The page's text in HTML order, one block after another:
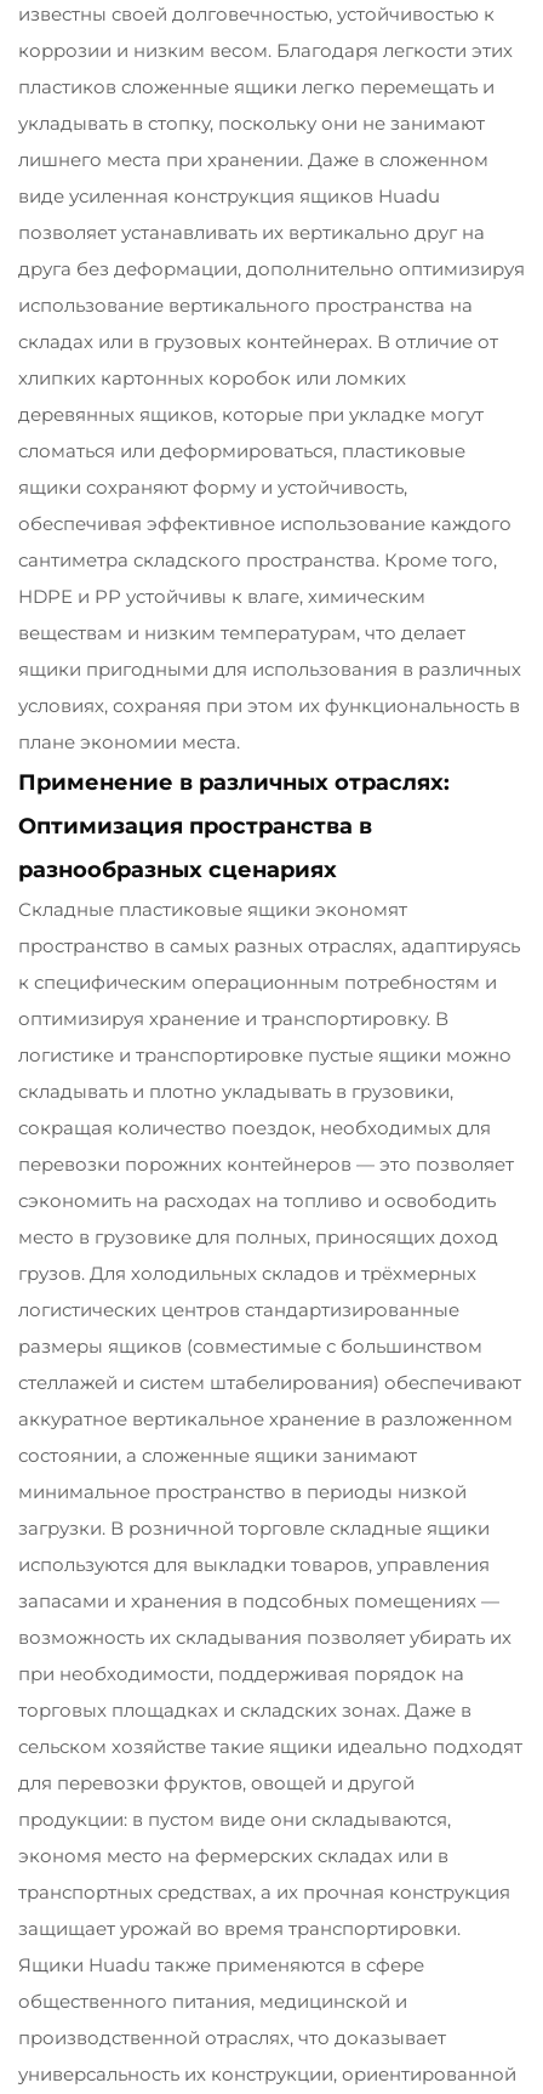
известны своей долговечностью, устойчивостью к
коррозии и низким весом. Благодаря легкости этих
пластиков сложенные ящики легко перемещать и
укладывать в стопку, поскольку они не занимают
лишнего места при хранении. Даже в сложенном
виде усиленная конструкция ящиков Huadu
позволяет устанавливать их вертикально друг на
друга без деформации, дополнительно оптимизируя
использование вертикального пространства на
складах или в грузовых контейнерах. В отличие от
хлипких картонных коробок или ломких
деревянных ящиков, которые при укладке могут
сломаться или деформироваться, пластиковые
ящики сохраняют форму и устойчивость,
обеспечивая эффективное использование каждого
сантиметра складского пространства. Кроме того,
HDPE и PP устойчивы к влаге, химическим
веществам и низким температурам, что делает
ящики пригодными для использования в различных
условиях, сохраняя при этом их функциональность в
плане экономии места.
Применение в различных отраслях:
Оптимизация пространства в
разнообразных сценариях
Складные пластиковые ящики экономят
пространство в самых разных отраслях, адаптируясь
к специфическим операционным потребностям и
оптимизируя хранение и транспортировку. В
логистике и транспортировке пустые ящики можно
складывать и плотно укладывать в грузовики,
сокращая количество поездок, необходимых для
перевозки порожних контейнеров — это позволяет
сэкономить на расходах на топливо и освободить
место в грузовике для полных, приносящих доход
грузов. Для холодильных складов и трёхмерных
логистических центров стандартизированные
размеры ящиков (совместимые с большинством
стеллажей и систем штабелирования) обеспечивают
аккуратное вертикальное хранение в разложенном
состоянии, а сложенные ящики занимают
минимальное пространство в периоды низкой
загрузки. В розничной торговле складные ящики
используются для выкладки товаров, управления
запасами и хранения в подсобных помещениях —
возможность их складывания позволяет убирать их
при необходимости, поддерживая порядок на
торговых площадках и складских зонах. Даже в
сельском хозяйстве такие ящики идеально подходят
для перевозки фруктов, овощей и другой
продукции: в пустом виде они складываются,
экономя место на фермерских складах или в
транспортных средствах, а их прочная конструкция
защищает урожай во время транспортировки.
Ящики Huadu также применяются в сфере
общественного питания, медицинской и
производственной отраслях, что доказывает
универсальность их конструкции, ориентированной